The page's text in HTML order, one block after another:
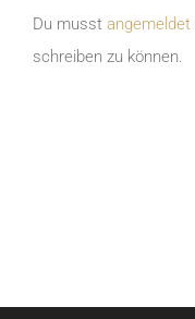
Du musst angemeldet
schreiben zu können.